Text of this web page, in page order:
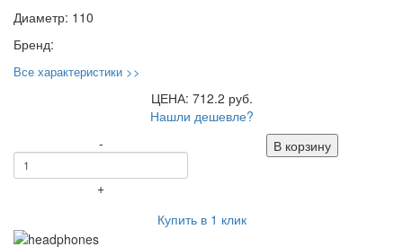
Диаметр: 110
Бренд:
Все характеристики >>
ЦЕНА: 712.2 руб.
Нашли дешевле?
-
+
В корзину
Купить в 1 клик